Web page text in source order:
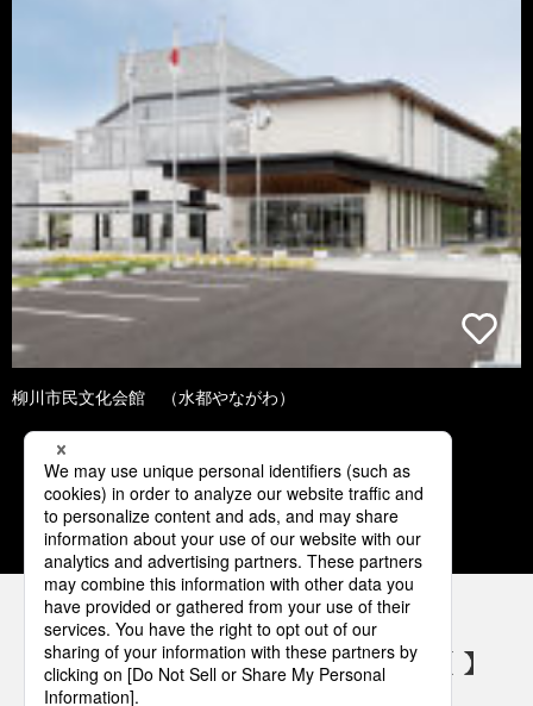
柳川市民文化会館 （水都やながわ）
3 4 5 6 7
パナソニックの電気設備 SNSアカウント